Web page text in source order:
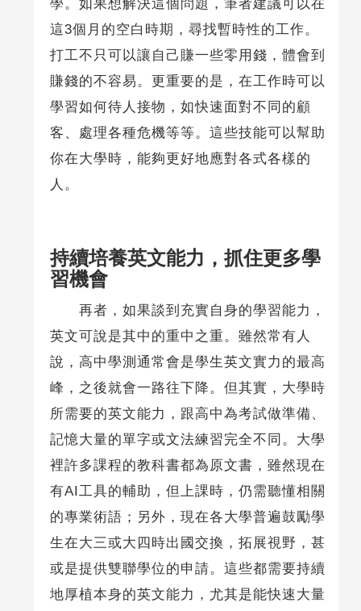
學。如果想解決這個問題，筆者建議可以在
這3個月的空白時期，尋找暫時性的工作。
打工不只可以讓自己賺一些零用錢，體會到
賺錢的不容易。更重要的是，在工作時可以
學習如何待人接物，如快速面對不同的顧
客、處理各種危機等等。這些技能可以幫助
你在大學時，能夠更好地應對各式各樣的
人。
持續培養英文能力，抓住更多學
習機會
再者，如果談到充實自身的學習能力，
英文可說是其中的重中之重。雖然常有人
說，高中學測通常會是學生英文實力的最高
峰，之後就會一路往下降。但其實，大學時
所需要的英文能力，跟高中為考試做準備、
記憶大量的單字或文法練習完全不同。大學
裡許多課程的教科書都為原文書，雖然現在
有AI工具的輔助，但上課時，仍需聽懂相關
的專業術語；另外，現在各大學普遍鼓勵學
生在大三或大四時出國交換，拓展視野，甚
或是提供雙聯學位的申請。這些都需要持續
地厚植本身的英文能力，尤其是能快速大量